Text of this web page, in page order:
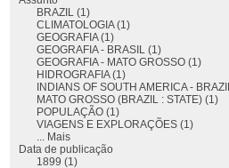
BRAZIL (1)
CLIMATOLOGIA (1)
GEOGRAFIA (1)
GEOGRAFIA - BRASIL (1)
GEOGRAFIA - MATO GROSSO (1)
HIDROGRAFIA (1)
INDIANS OF SOUTH AMERICA -
MATO GROSSO (BRAZIL : STATE) (1)
POPULAÇÃO (1)
VIAGENS E EXPLORAÇÕES (1)
... Mais
Data de publicação
1899 (1)